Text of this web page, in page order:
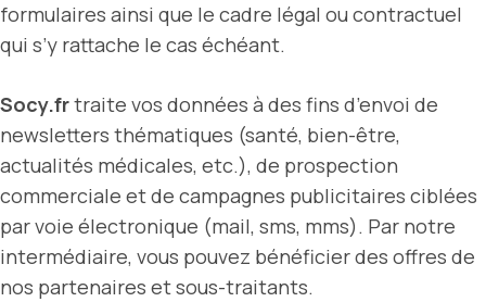
formulaires ainsi que le cadre légal ou contractuel
qui s’y rattache le cas échéant.
Socy.frtraite vos données à des fins d’envoi de
newsletters thématiques (santé, bien-être,
actualités médicales, etc.), de prospection
commerciale et de campagnes publicitaires ciblées
par voie électronique (mail, sms, mms). Par notre
intermédiaire, vous pouvez bénéficier des offres de
nos partenaires et sous-traitants.